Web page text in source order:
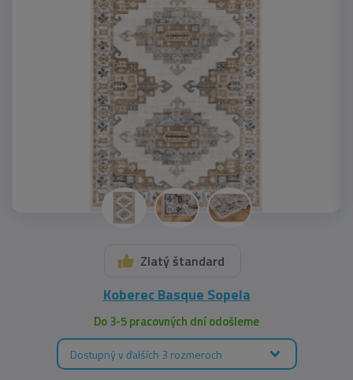
Zlatý štandard
Koberec Basque Sopela
Do 3-5 pracovných dní odošleme
Dostupný v ďalších 3 rozmeroch